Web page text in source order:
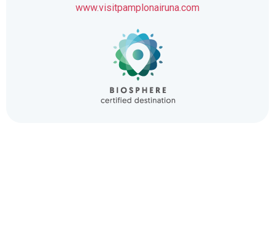
www.visitpamplonairuna.com